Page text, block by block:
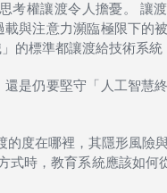
考權讓渡令人擔憂。 讓
與注意力瀕臨極限下的
的標準都讓渡給技術系
是仍要堅守「人工智慧
度在哪裡，其隱形風險
式時，教育系統應該如